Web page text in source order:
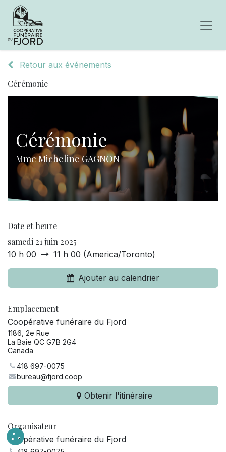
Retour aux événements
Cérémonie
Cérémonie
Mme Micheline GAGNON
Date et heure
samedi 21 juin 2025
10 h 00 11 h 00 (America/Toronto)
Ajouter au calendrier
Emplacement
Coopérative funéraire du Fjord
1186, 2e Rue
La Baie QC G7B 2G4
Canada
418 697-0075
bureau@fjord.coop
Obtenir l'itinéraire
Organisateur
Coopérative funéraire du Fjord